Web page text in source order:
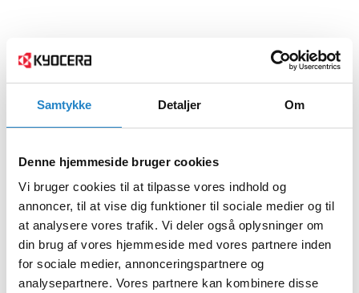
Samtykke Detaljer Om
Denne hjemmeside bruger cookies
Vi bruger cookies til at tilpasse vores indhold og
annoncer, til at vise dig funktioner til sociale medier og til
at analysere vores trafik. Vi deler også oplysninger om
din brug af vores hjemmeside med vores partnere inden
for sociale medier, annonceringspartnere og
analysepartnere. Vores partnere kan kombinere disse